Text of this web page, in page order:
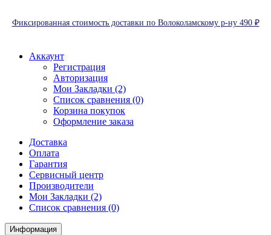
Фиксированная стоимость доставки по Волоколамскому р-ну 490 ₽
Аккаунт
Регистрация
Авторизация
Мои Закладки (2)
Список сравнения (0)
Корзина покупок
Оформление заказа
Доставка
Оплата
Гарантия
Сервисный центр
Производители
Мои Закладки (2)
Список сравнения (0)
Информация